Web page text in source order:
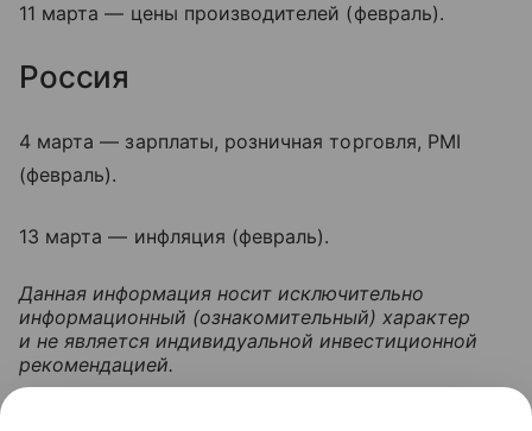
11 марта — цены производителей (февраль).
Россия
4 марта — зарплаты, розничная торговля, PMI
(февраль).
13 марта — инфляция (февраль).
Данная информация носит исключительно
информационный (ознакомительный) характер
и не является индивидуальной инвестиционной
рекомендацией.